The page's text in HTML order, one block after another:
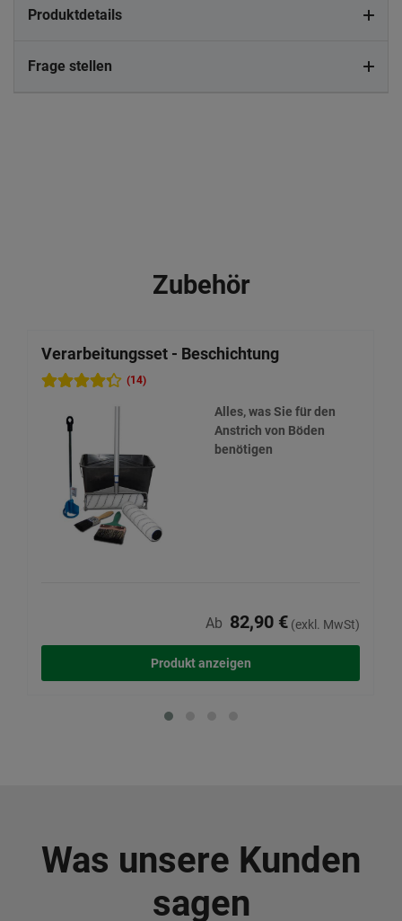
Produktdetails
Frage stellen
Zubehör
Verarbeitungsset - Beschichtung
(14)
Alles, was Sie für den
Anstrich von Böden
benötigen
Ab 82,90 € (exkl. MwSt)
Produkt anzeigen
Was unsere Kunden
sagen